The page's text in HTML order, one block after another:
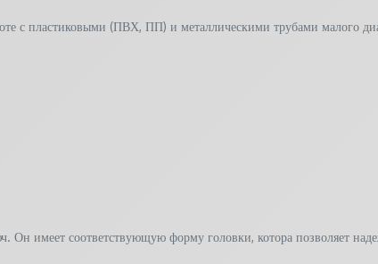
с пластиковыми (ПВХ, ПП) и металлическими трубами малого
имеет соответствующую форму головки, котора позволяет